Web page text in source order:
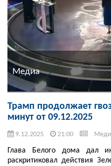
Медиа
Трамп продолжает
минут от 09.12.2025
9.12.2025 21:00
Глава Белого дома дал
раскритиковал действия